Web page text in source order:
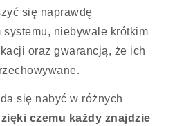
się naprawdę
systemu, niebywale krótkim
oraz gwarancją, że ich
się nabyć w różnych
czemu każdy znajdzie